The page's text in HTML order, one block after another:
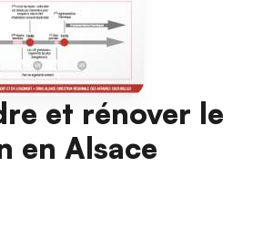
et rénover le
en Alsace